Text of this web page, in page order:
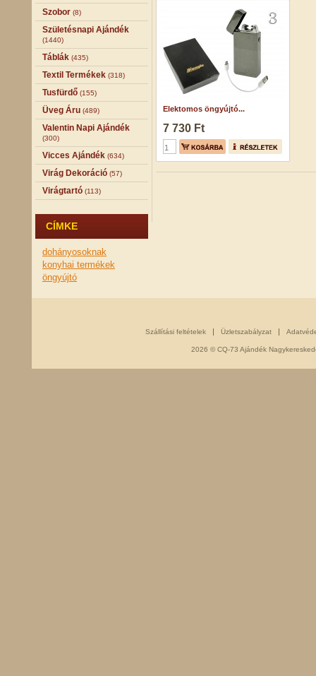
Szobor (8)
Születésnapi Ajándék
(1440)
Táblák (435)
Textil Termékek (318)
Tusfürdő (155)
Üveg Áru (489)
Valentin Napi Ajándék
(300)
Vicces Ajándék (634)
Virág Dekoráció (57)
Virágtartó (113)
CÍMKE
dohányosoknak
konyhai termékek
öngyújtó
Elektomos öngyújtó...
7 730 Ft
Szállítási feltételek Üzletszabályzat
2026 © CQ-73 Ajándék